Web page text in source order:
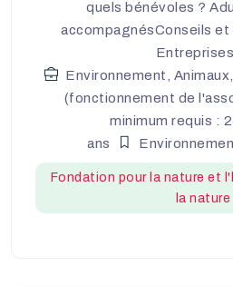
quels bénévoles ?
accompagnésConseils
Environnement,
(fonctionnement de
minimum requis :
ans
Fondation pour la nature et
la nature